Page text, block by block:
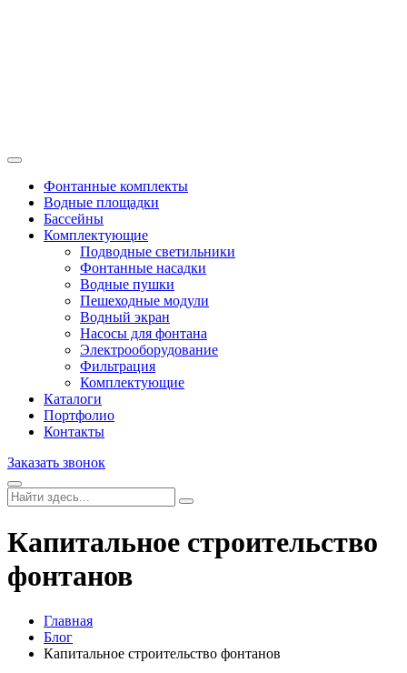
Фонтанные комплекты
Водные площадки
Бассейны
Комплектующие
Подводные светильники
Фонтанные насадки
Водные пушки
Пешеходные модули
Водный экран
Насосы для фонтана
Электрооборудование
Фильтрация
Комплектующие
Каталоги
Портфолио
Контакты
Заказать звонок
Капитальное строительство
фонтанов
Главная
Блог
Капитальное строительство фонтанов